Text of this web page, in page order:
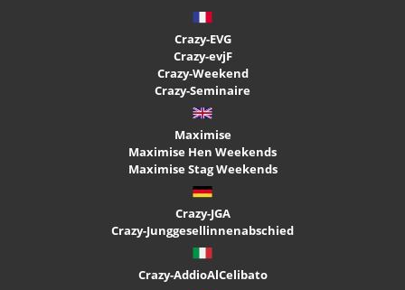
Crazy-EVG
Crazy-evjF
Crazy-Weekend
Crazy-Seminaire
Maximise
Maximise Hen Weekends
Maximise Stag Weekends
Crazy-JGA
Crazy-Junggesellinnenabschied
Crazy-AddioAlCelibato